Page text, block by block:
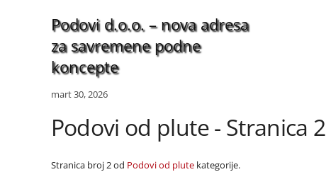
Podovi d.o.o. – nova adresa
za savremene podne
koncepte
mart 30, 2026
Podovi od plute - Stranica 2
Stranica broj 2 od Podovi od plutekategorije.